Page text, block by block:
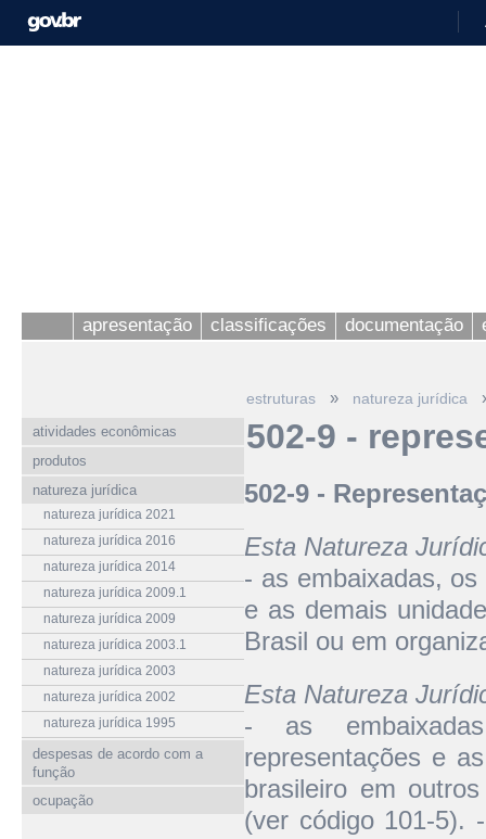
apresentação classificações documentação
atividades econômicas
produtos
natureza jurídica
natureza jurídica 2021
natureza jurídica 2016
natureza jurídica 2014
natureza jurídica 2009.1
natureza jurídica 2009
natureza jurídica 2003.1
natureza jurídica 2003
natureza jurídica 2002
natureza jurídica 1995
despesas de acordo com a
função
ocupação
estruturas » natureza jurídica
502-9 -
502-9 -
Esta Natureza
- as embaixadas,
e as demais
Brasil ou em
Esta Natureza
- as
representações e
brasileiro em
(ver código 101-5).